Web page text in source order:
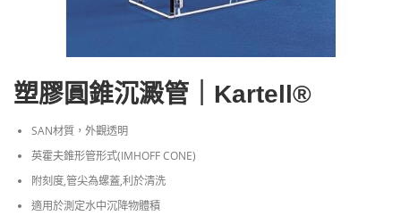
塑膠圓錐沉澱管｜Kartell®
SAN材質，外觀透明
英霍夫錐形管形式(IMHOFF CONE)
附刻度,管尖為螺蓋,利於清洗
適用於測定水中沉降物體積